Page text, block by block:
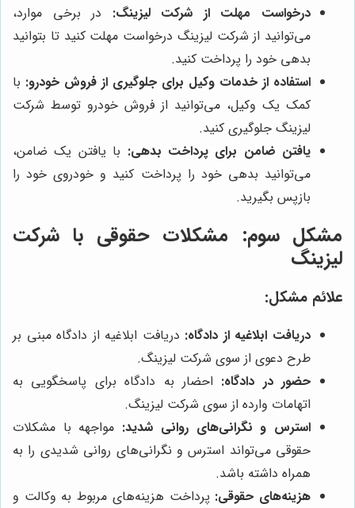
درخواست مهلت از شرکت لیزینگ: در برخی موارد،
می‌توانید از شرکت لیزینگ درخواست مهلت کنید تا بتوانید
بدهی خود را پرداخت کنید.
استفاده از خدمات وکیل برای جلوگیری از فروش خودرو: با
کمک یک وکیل، می‌توانید از فروش خودرو توسط شرکت
لیزینگ جلوگیری کنید.
یافتن ضامن برای پرداخت بدهی: با یافتن یک ضامن،
می‌توانید بدهی خود را پرداخت کنید و خودروی خود را
بازپس بگیرید.
مشکل سوم: مشکلات حقوقی با شرکت
لیزینگ
علائم مشکل:
دریافت ابلاغیه از دادگاه: دریافت ابلاغیه از دادگاه مبنی بر
طرح دعوی از سوی شرکت لیزینگ.
حضور در دادگاه: احضار به دادگاه برای پاسخگویی به
اتهامات وارده از سوی شرکت لیزینگ.
استرس و نگرانی‌های روانی شدید: مواجهه با مشکلات
حقوقی می‌تواند استرس و نگرانی‌های روانی شدیدی را به
همراه داشته باشد.
هزینه‌های حقوقی: پرداخت هزینه‌های مربوط به وکالت و